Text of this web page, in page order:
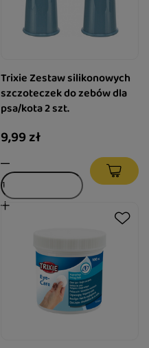
Trixie Zestaw silikonowych
szczoteczek do zebów dla
psa/kota 2 szt.
9,99 zł